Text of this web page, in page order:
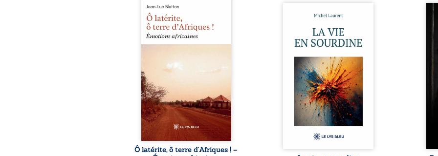
Ô latérite, ô terre d’Afriques !
est un hommage poétique et
authentique aux paysages, aux
rencontres et aux émotions
brutes d’un continent en
reconstruction, entre
souvenirs intimes – la pluie à
Namoungou, le baobab de
Zagtouli – aux portraits
marquants – Thomas Sankara,
Hamadoun Dicko, le Vieux
Biokou – l’auteur partage des
instantanés ...
Ô latérite, ô terre d’Afriques ! –
Nina et Pierre se sont
presque par hasard, et se sont
aimés simplement, persuadés
que la présence de l’autre
suffirait. Ils mènent une
existence modeste, rythmée
par le travail, la fatigue et les
silences. La mort de la mère de
Nina, chez qui ils vivent,
fragilise un équilibre déjà
précaire. Puis vient la
naissance de leur enfant, et le
basculement. ...
la
ont
la